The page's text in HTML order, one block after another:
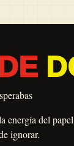
energía del
ignorar.